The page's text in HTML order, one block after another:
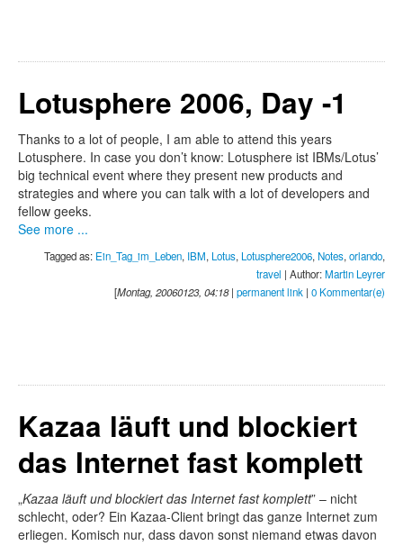
Lotusphere 2006, Day -1
Thanks to a lot of people, I am able to attend this years
Lotusphere. In case you don’t know: Lotusphere ist IBMs/Lotus’
big technical event where they present new products and
strategies and where you can talk with a lot of developers and
fellow geeks.
See more ...
Tagged as: Ein_Tag_im_Leben, IBM, Lotus, Lotusphere2006,Notes,orlando,
travel | Author:Martin Leyrer
[Montag, 20060123, 04:18| permanent link | 0 Kommentar(e)
Kazaa läuft und blockiert
das Internet fast komplett
„Kazaa läuft und blockiert das Internet fast komplett” – nicht
schlecht, oder? Ein Kazaa-Client bringt das ganze Internet zum
erliegen. Komisch nur, dass davon sonst niemand etwas davon